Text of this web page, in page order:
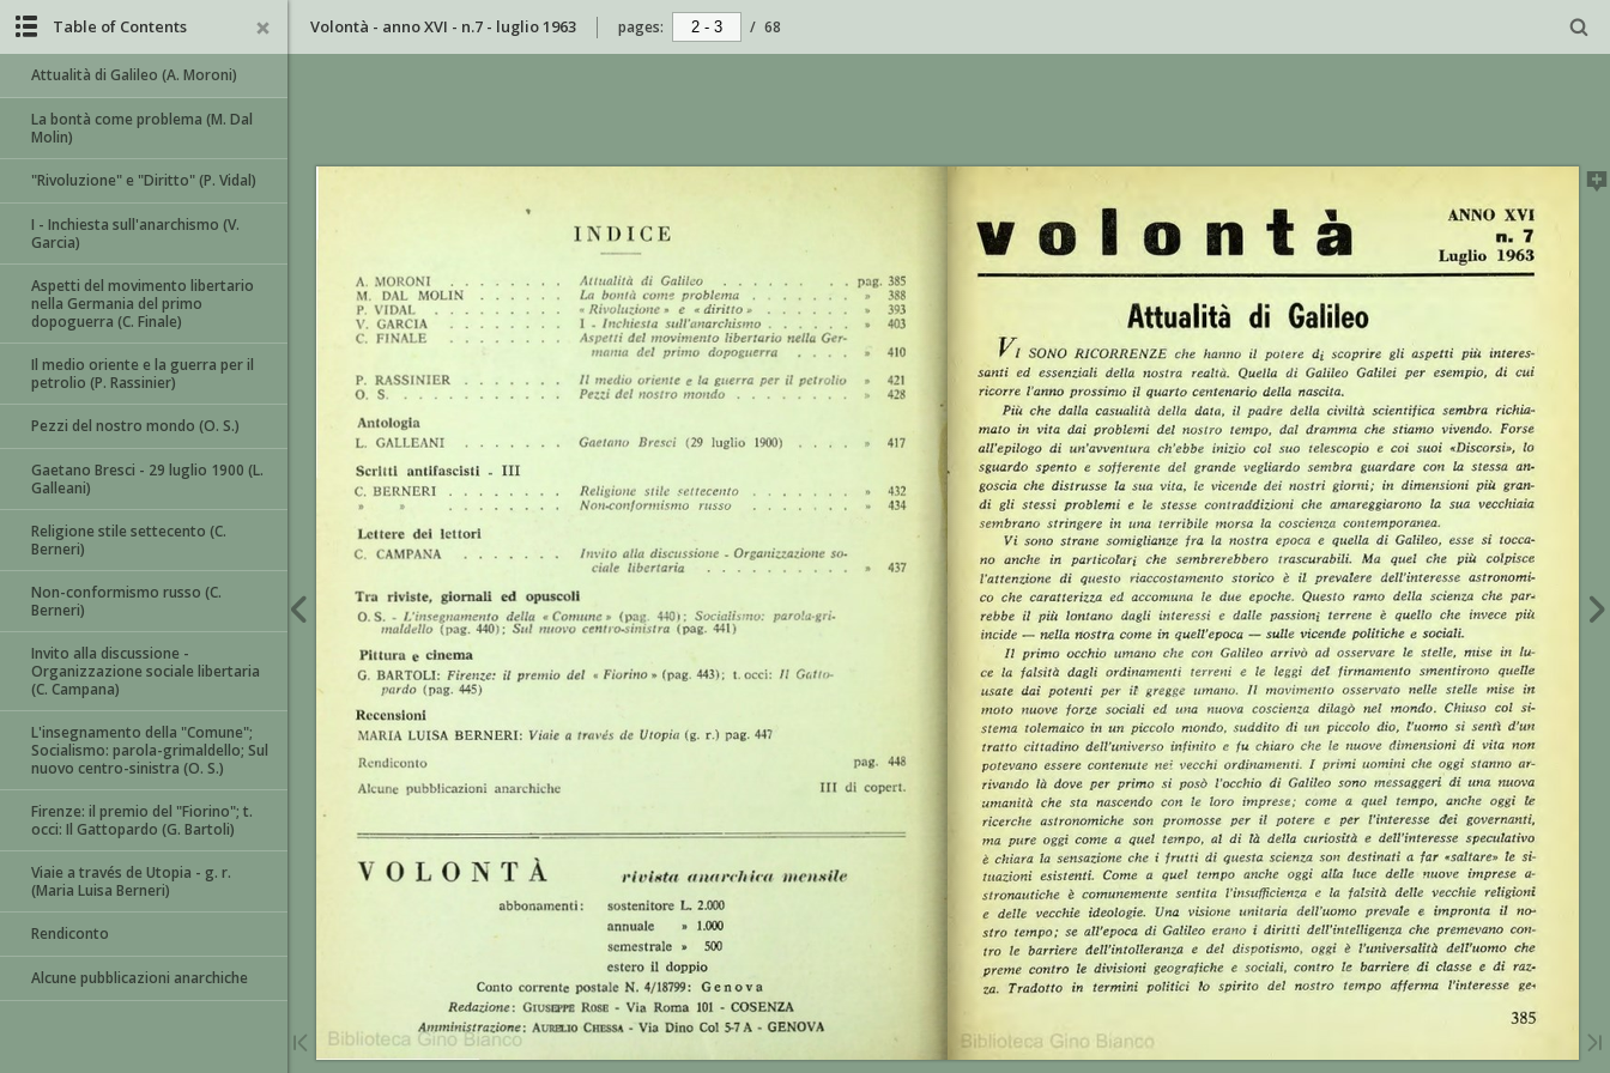
Volontà - anno XVI - n.7 - luglio 1963 pages: / 68
Table of Contents
Attualità di Galileo (A. Moroni)
La bontà come problema (M. Dal
Molin)
"Rivoluzione" e "Diritto" (P. Vidal)
I - Inchiesta sull'anarchismo (V.
Garcia)
Aspetti del movimento libertario
nella Germania del primo
dopoguerra (C. Finale)
Il medio oriente e la guerra per il
petrolio (P. Rassinier)
Pezzi del nostro mondo (O. S.)
Gaetano Bresci - 29 luglio 1900 (L.
Galleani)
Religione stile settecento (C.
Berneri)
Non-conformismo russo (C.
Berneri)
Invito alla discussione -
Organizzazione sociale libertaria
(C. Campana)
L'insegnamento della "Comune";
Socialismo: parola-grimaldello; Sul
nuovo centro-sinistra (O. S.)
Firenze: il premio del "Fiorino"; t.
occi: Il Gattopardo (G. Bartoli)
Viaie a través de Utopia - g. r.
(Maria Luisa Berneri)
Rendiconto
Alcune pubblicazioni anarchiche